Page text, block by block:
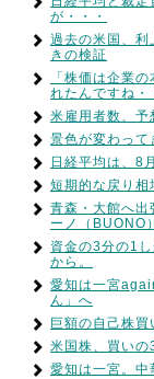
が・・・
過去の米国、利
きの検証
「株価は企業
れたんですね・
米雇用者数、予
景色が変わって
日経平均は、8
短期的な戻り相
青森・大館へ
ーノ（BUONO
資金の3分の1
から。
愛知は一宮
ん」へ
巨額の自己株買
米国株、買いの
愛知は一宮。中